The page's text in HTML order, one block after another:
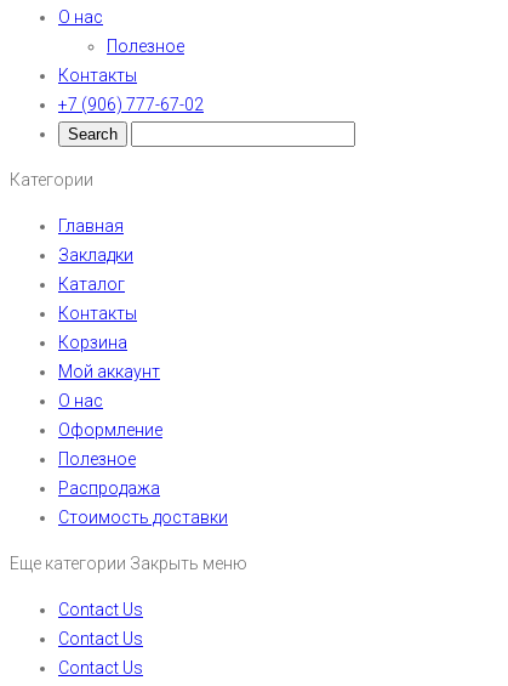
О нас
Полезное
Контакты
+7 (906) 777-67-02
Категории
Главная
Закладки
Каталог
Контакты
Корзина
Мой аккаунт
О нас
Оформление
Полезное
Распродажа
Стоимость доставки
Еще категории Закрыть меню
Contact Us
Contact Us
Contact Us